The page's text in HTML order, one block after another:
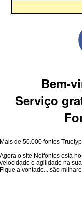
Bem-
Serviço
Mais de 50.000 fontes
Agora o site Netfontes está
velocidade e agilidade na
Fique a vontade... são